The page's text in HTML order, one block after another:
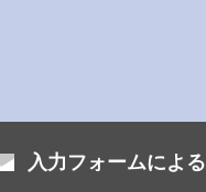
入力フォームによ